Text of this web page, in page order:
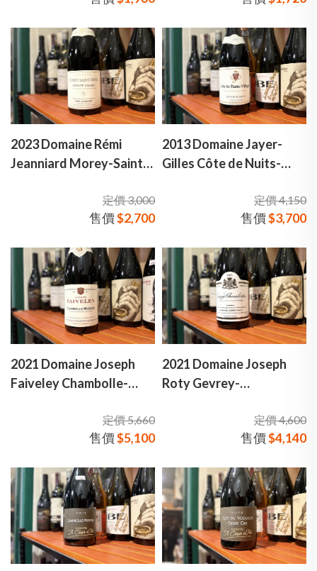
2023 Domaine Rémi
Jeanniard Morey-Saint-
米·珍尼亞酒莊 莫瑞-聖丹
尼 村莊級 老藤 紅酒
定價 3,000
售價$2,700
2013 Domaine Jayer-
Gilles Côte de Nuits-
酒莊 夜丘村莊級 紅酒定價 4,150
售價$3,700
2021 Domaine Joseph
Faiveley Chambolle-
波-蜜思妮 村莊級 紅酒
定價 5,660
售價$5,100
2021 Domaine Joseph
Roty Gevrey-
酒莊 哲維瑞-香貝丹 村莊
定價 4,600
售價$4,140